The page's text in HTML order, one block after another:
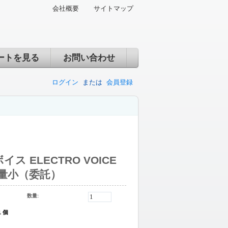
会社概要 サイトマップ
トを見る お問い合わせ
ログイン または 会員登録
ス ELECTRO VOICE
小（委託）
個
数量: